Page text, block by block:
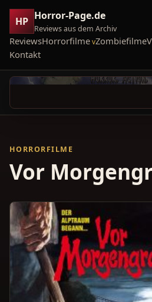
HP Horror-Page.de
Reviews aus dem Archiv
ReviewsHorrorfilme Zombiefilme
Kontakt
HORRORFILME
Vor